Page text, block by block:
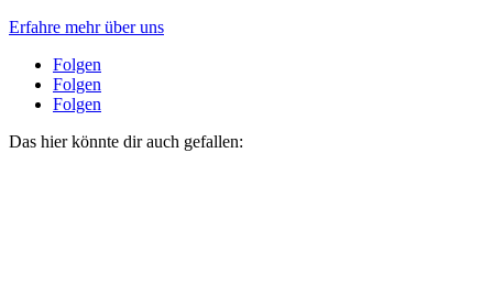
Erfahre mehr über uns
Folgen
Folgen
Folgen
Das hier könnte dir auch gefallen: